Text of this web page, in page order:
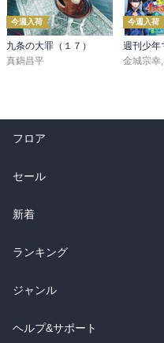
今週入荷
九条の大罪（１７）
真鍋昌平
今週入荷
金城宗幸,
フロア
総合
ラノベ
雑誌・グラビア
BL・TL
セール
総合
ラノベ
雑誌・グラビア
BL・TL
新着
総合
ラノベ
雑誌・グラビア
ランキング
総合
ラノベ
ジャンル
コミック
ヘルプ&サポート